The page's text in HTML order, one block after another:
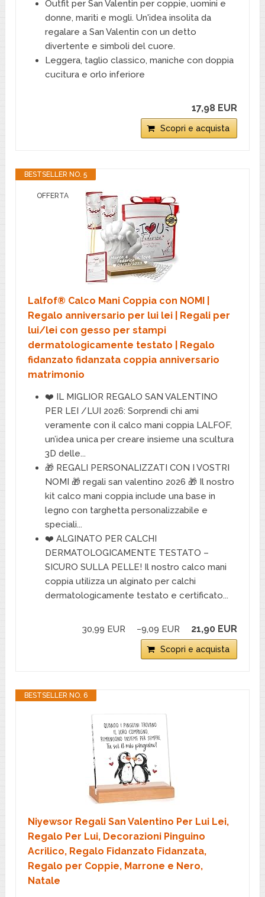
Outfit per San Valentin per coppie, uomini e
donne, mariti e mogli. Un'idea insolita da
regalare a San Valentin con un detto
divertente e simboli del cuore.
Leggera, taglio classico, maniche con doppia
cucitura e orlo inferiore
17,98 EUR
Scopri e acquista
OFFERTA
BESTSELLER NO. 5
Lalfof® Calco Mani Coppia con NOMI |
Regalo anniversario per lui lei | Regali per
lui/lei con gesso per stampi
dermatologicamente testato | Regalo
fidanzato fidanzata coppia anniversario
matrimonio
❤️ IL MIGLIOR REGALO SAN VALENTINO
PER LEI /LUI 2026: Sorprendi chi ami
veramente con il calco mani coppia LALFOF,
un’idea unica per creare insieme una scultura
3D delle...
🎁 REGALI PERSONALIZZATI CON I VOSTRI
NOMI 🎁 regali san valentino 2026 🎁 Il nostro
kit calco mani coppia include una base in
legno con targhetta personalizzabile e
speciali...
❤️ ALGINATO PER CALCHI
DERMATOLOGICAMENTE TESTATO –
SICURO SULLA PELLE! Il nostro calco mani
coppia utilizza un alginato per calchi
dermatologicamente testato e certificato...
30,99 EUR −9,09 EUR 21,90 EUR
Scopri e acquista
BESTSELLER NO. 6
Niyewsor Regali San Valentino Per Lui Lei,
Regalo Per Lui, Decorazioni Pinguino
Acrilico, Regalo Fidanzato Fidanzata,
Regalo per Coppie, Marrone e Nero,
Natale